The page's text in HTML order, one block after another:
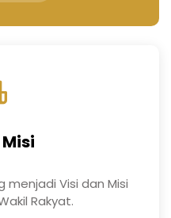
menjadi Visi dan Misi
Rakyat.